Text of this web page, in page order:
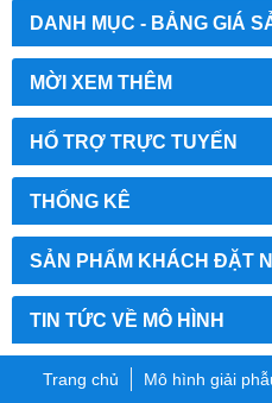
DANH MỤC - BẢNG GIÁ
MỜI XEM THÊM
HỔ TRỢ TRỰC TUYẾN
THỐNG KÊ
SẢN PHẨM KHÁCH ĐẶT
TIN TỨC VỀ MÔ HÌNH
Trang chủ Mô hình giải